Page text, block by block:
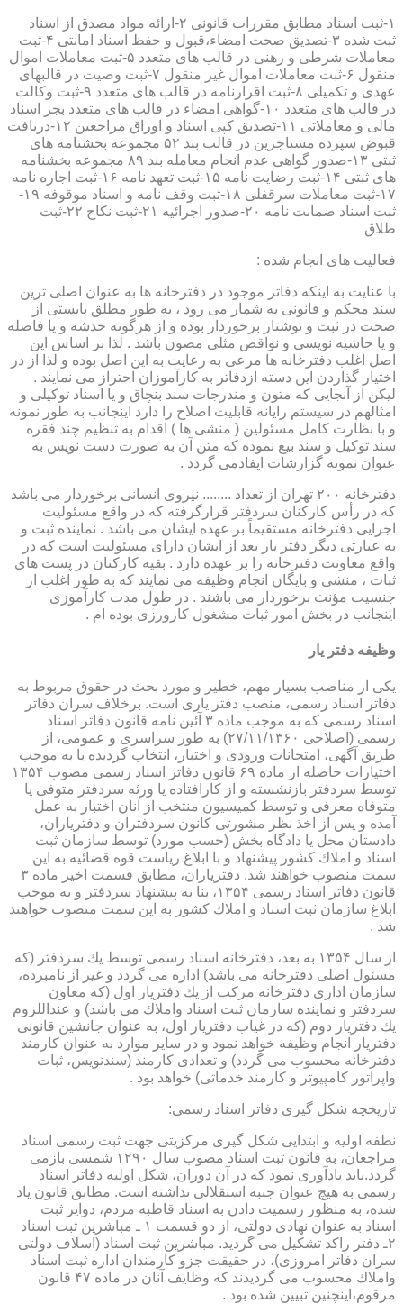
۱-ثبت اسناد مطابق مقررات قانونی ۲-ارائه مواد مصدق از اسناد
ثبت شده ۳-تصدیق صحت امضاء،قبول و حفظ اسناد امانتی ۴-ثبت
معاملات شرطی و رهنی در قالب های متعدد ۵-ثبت معاملات اموال
منقول ۶-ثبت معاملات اموال غیر منقول ۷-ثبت وصیت در قالبهای
عهدی و تکمیلی ۸-ثبت اقرارنامه در قالب های متعدد ۹-ثبت وکالت
در قالب های متعدد ۱۰-گواهی امضاء در قالب های متعدد بجز اسناد
مالی و معاملاتی ۱۱-تصدیق کپی اسناد و اوراق مراجعین ۱۲-دریافت
قبوض سپرده مستاجرین در قالب بند ۵۲ مجموعه بخشنامه های
ثبتی ۱۳-صدور گواهی عدم انجام معامله بند ۸۹ مجموعه بخشنامه
های ثبتی ۱۴-ثبت رضایت نامه ۱۵-ثبت تعهد نامه ۱۶-ثبت اجاره نامه
۱۷-ثبت معاملات سرقفلی ۱۸-ثبت وقف نامه و اسناد موقوفه ۱۹-
ثبت اسناد ضمانت نامه ۲۰-صدور اجرائیه ۲۱-ثبت نکاح ۲۲-ثبت
طلاق
فعالیت های انجام شده :
با عنایت به اینکه دفاتر موجود در دفترخانه ها به عنوان اصلی ترین
سند محکم و قانونی به شمار می رود ، به طور مطلق بایستی از
صحت در ثبت و نوشتار برخوردار بوده و از هرگونه خدشه و یا فاصله
و یا حاشیه نویسی و نواقص مثلی مصون باشد . لذا بر اساس این
اصل اغلب دفترخانه ها مرعی به رعایت به این اصل بوده و لذا از در
اختیار گذاردن این دسته ازدفاتر به کارآموزان احتراز می نمایند .
لیکن از آنجایی که متون و مندرجات سند بنچاق و یا اسناد توکیلی و
امثالهم در سیستم رایانه قابلیت اصلاح را دارد اینجانب به طور نمونه
و با نظارت کامل مسئولین ( منشی ها ) اقدام به تنظیم چند فقره
سند توکیل و سند بیع نموده که متن آن به صورت دست نویس به
عنوان نمونه گزارشات ایفادمی گردد .
دفترخانه ۲۰۰ تهران از تعداد ........ نیروی انسانی برخوردار می باشد
که در رأس کارکنان سردفتر قرارگرفته که در واقع مسئولیت
اجرایی دفترخانه مستقیماً بر عهده ایشان می باشد . نماینده ثبت و
به عبارتی دیگر دفتر یار بعد از ایشان دارای مسئولیت است که در
واقع معاونت دفترخانه را بر عهده دارد . بقیه کارکنان در پست های
ثبات ، منشی و بایگان انجام وظیفه می نمایند که به طور اغلب از
جنسیت مؤنث برخوردار می باشند . در طول مدت کارآموزی
اینجانب در بخش امور ثبات مشغول کارورزی بوده ام .
وظیفه دفتر یار
یكی از مناصب بسیار مهم، خطیر و مورد بحث در حقوق مربوط به
دفاتر اسناد رسمی، منصب دفتر یاری است. برخلاف سران دفاتر
اسناد رسمی كه به موجب ماده ۳ آئین نامه قانون دفاتر اسناد
رسمی (اصلاحی ۲۷/۱۱/۱۳۶۰) به طور سراسری و عمومی، از
طریق آگهی، امتحانات ورودی و اختبار، انتخاب گردیده یا به موجب
اختیارات حاصله از ماده ۶۹ قانون دفاتر اسناد رسمی مصوب ۱۳۵۴
توسط سردفتر بازنشسته و از كارافتاده یا ورثه سردفتر متوفی یا
متوفاه معرفی و توسط كمیسیون منتخب از آنان اختبار به عمل
آمده و پس از اخذ نظر مشورتی كانون سردفتران و دفتریاران،
دادستان محل یا دادگاه بخش (حسب مورد) توسط سازمان ثبت
اسناد و املاك كشور پیشنهاد و با ابلاغ ریاست قوه قضائیه به این
سمت منصوب خواهند شد. دفتریاران، مطابق قسمت اخیر ماده ۳
قانون دفاتر اسناد رسمی ۱۳۵۴، بنا به پیشنهاد سردفتر و به موجب
ابلاغ سازمان ثبت اسناد و املاك كشور به این سمت منصوب خواهند
شد .
از سال ۱۳۵۴ به بعد، دفترخانه اسناد رسمی توسط یك سردفتر (كه
مسئول اصلی دفترخانه می باشد) اداره می گردد و غیر از نامبرده،
سازمان اداری دفترخانه مركب از یك دفتریار اول (كه معاون
سردفتر و نماینده سازمان ثبت اسناد واملاك می باشد) و عنداللزوم
یك دفتریار دوم (كه در غیاب دفتریار اول، به عنوان جانشین قانونی
دفتریار انجام وظیفه خواهد نمود و در سایر موارد به عنوان كارمند
دفترخانه محسوب می گردد) و تعدادی كارمند (سندنویس، ثبات
واپراتور كامپیوتر و كارمند خدماتی) خواهد بود .
تاریخچه شكل گیری دفاتر اسناد رسمی:
نطفه اولیه و ابتدایی شكل گیری مركزیتی جهت ثبت رسمی اسناد
مراجعان، به قانون ثبت اسناد مصوب سال ۱۲۹۰ شمسی بازمی
گردد.باید یادآوری نمود كه در آن دوران، شكل اولیه دفاتر اسناد
رسمی به هیچ عنوان جنبه استقلالی نداشته است. مطابق قانون یاد
شده، به منظور رسمیت دادن به اسناد قاطبه مردم، دوایر ثبت
اسناد به عنوان نهادی دولتی، از دو قسمت ۱ ـ مباشرین ثبت اسناد
۲ـ دفتر راكد تشكیل می گردید. مباشرین ثبت اسناد (اسلاف دولتی
سران دفاتر امروزی)، در حقیقت جزو كارمندان اداره ثبت اسناد
واملاك محسوب می گردیدند كه وظایف آنان در ماده ۴۷ قانون
مرقوم،اینچنین تبیین شده بود .